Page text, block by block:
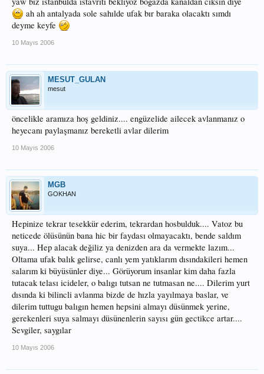
ah ah antalyada sole sahılde ufak bır baraka olacaktı sımdı
deyme keyfe
10 Mayıs 2006
MESUT_GULAN
mesut
öncelikle aramıza hoş geldiniz.... engüzelide ailecek avlanmanız o
heyecanı paylaşmanız bereketli avlar dilerim
10 Mayıs 2006
MGB
GOKHAN
Hepinize tekrar tesekkür ederim, tekrardan hosbulduk.... Vatoz bu
neticede ölüsünün bana hic bir faydası olmayacaktı, bende saldım
suya... Hep alacak değiliz ya denizden ara da vermekte lazım...
Oltama ufak balık gelirse, canlı yem yatıklarım dısındakileri hemen
salarım ki büyüsünler diye... Görüyorum insanlar kim daha fazla
tutacak telası icideler, o balıgı tutsan ne tutmasan ne.... Dilerim yurt
dısında ki bilincli avlanma bizde de hızla yayılmaya baslar, ve
dilerim tuttugu balıgın hemen hepsini almayı düsünmek yerine,
gerekenleri suya salmayı düsünenlerin sayısı gün gectikce artar....
Sevgiler, saygılar
10 Mayıs 2006